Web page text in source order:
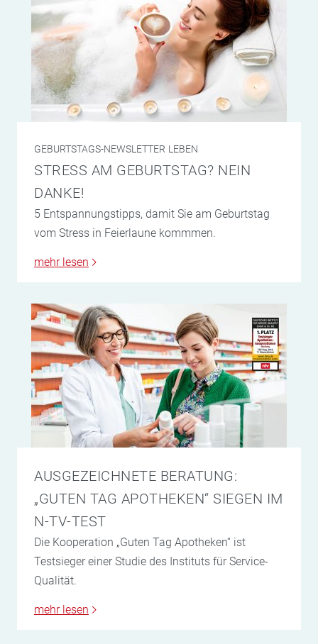
GEBURTSTAGS-NEWSLETTER LEBEN
STRESS AM GEBURTSTAG? NEIN
DANKE!
5 Entspannungstipps, damit Sie am Geburtstag
vom Stress in Feierlaune kommmen.
mehr lesen
AUSGEZEICHNETE BERATUNG:
„GUTEN TAG APOTHEKEN“ SIEGEN IM
N-TV-TEST
Die Kooperation „Guten Tag Apotheken“ ist
Testsieger einer Studie des Instituts für Service-
Qualität.
mehr lesen